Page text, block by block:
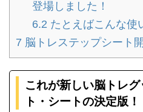
登場しました！
6.2 たとえばこんな
7 脳トレステップシート
これが新しい脳トレ
ト・シートの決定版！